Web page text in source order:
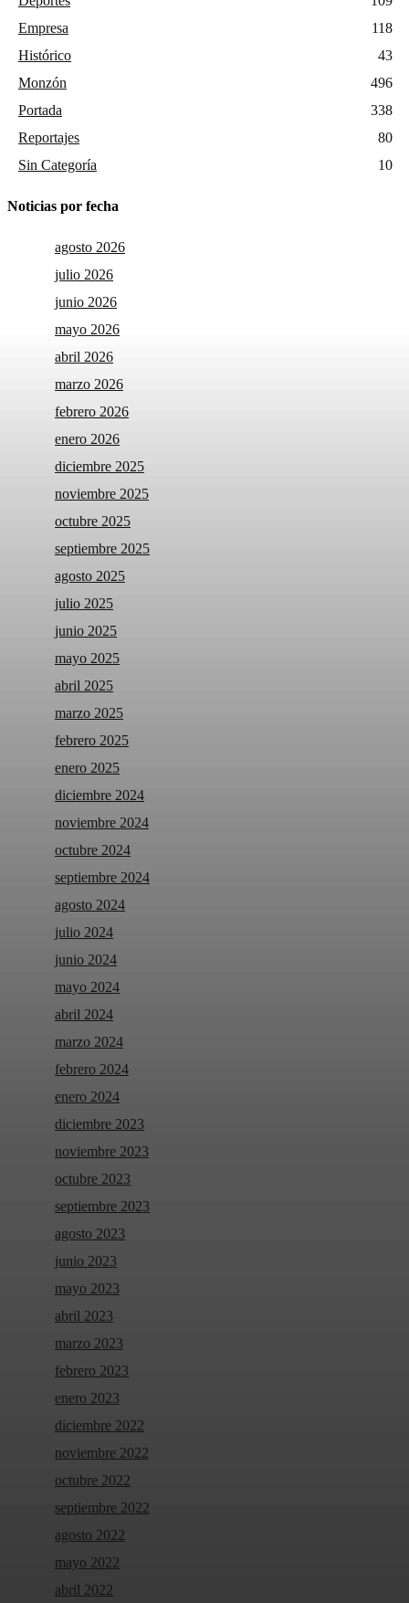
Empresa
118
Histórico
43
Monzón
496
Portada
338
Reportajes
80
Sin Categoría
10
Noticias por fecha
agosto 2026
julio 2026
junio 2026
mayo 2026
abril 2026
marzo 2026
febrero 2026
enero 2026
diciembre 2025
noviembre 2025
octubre 2025
septiembre 2025
agosto 2025
julio 2025
junio 2025
mayo 2025
abril 2025
marzo 2025
febrero 2025
enero 2025
diciembre 2024
noviembre 2024
octubre 2024
septiembre 2024
agosto 2024
julio 2024
junio 2024
mayo 2024
abril 2024
marzo 2024
febrero 2024
enero 2024
diciembre 2023
noviembre 2023
octubre 2023
septiembre 2023
agosto 2023
junio 2023
mayo 2023
abril 2023
marzo 2023
febrero 2023
enero 2023
diciembre 2022
noviembre 2022
octubre 2022
septiembre 2022
agosto 2022
mayo 2022
abril 2022